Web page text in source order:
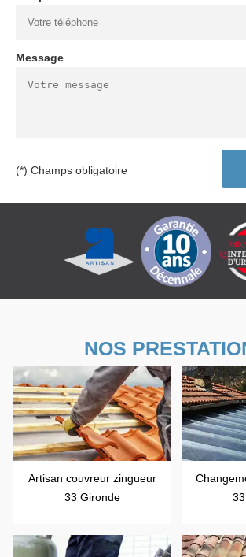
Message
(*) Champs obligatoire
NOS
Artisan couvreur zingueur
33 Gironde